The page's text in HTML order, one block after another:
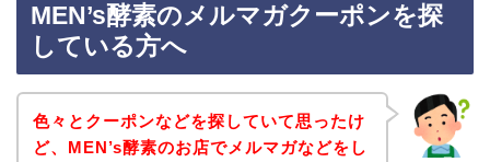
MEN’s酵素のメルマガクーポンを探
している方へ
色々とクーポンなどを探していて思ったけ
ど、MEN’s酵素のお店でメルマガなどをし